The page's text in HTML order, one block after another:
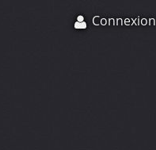
Connexion